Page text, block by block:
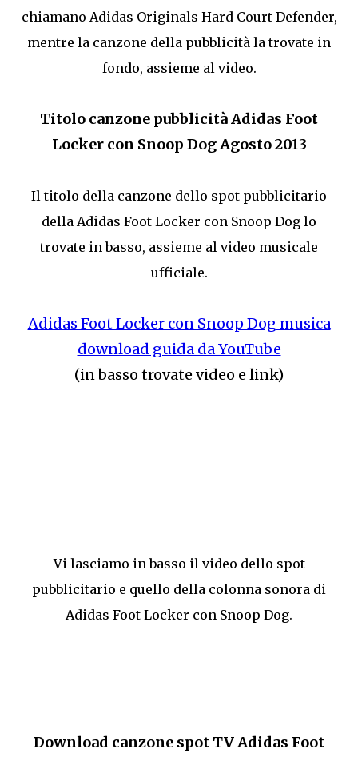
chiamano Adidas Originals Hard Court Defender,
mentre la canzone della pubblicità la trovate in
fondo, assieme al video.
Titolo canzone pubblicità Adidas Foot
Locker con Snoop Dog Agosto 2013
Il titolo della canzone dello spot pubblicitario
della Adidas Foot Locker con Snoop Dog lo
trovate in basso, assieme al video musicale
ufficiale.
Adidas Foot Locker con Snoop Dog musica
download guida da YouTube
(in basso trovate video e link)
Vi lasciamo in basso il video dello spot
pubblicitario e quello della colonna sonora di
Adidas Foot Locker con Snoop Dog.
Download canzone spot TV Adidas Foot